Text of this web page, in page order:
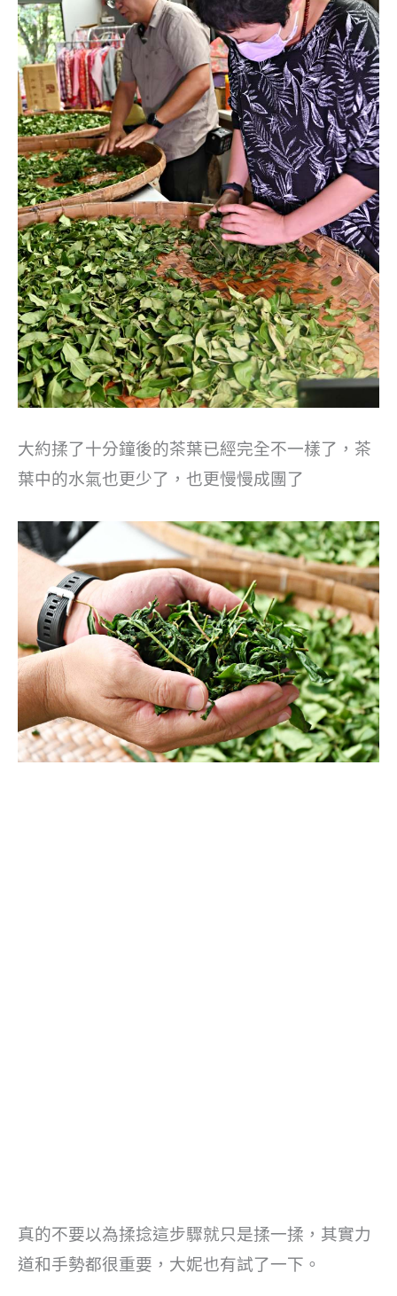
大約揉了十分鐘後的茶葉已經完全不一樣了，茶
葉中的水氣也更少了，也更慢慢成團了
真的不要以為揉捻這步驟就只是揉一揉，其實力
道和手勢都很重要，大妮也有試了一下。